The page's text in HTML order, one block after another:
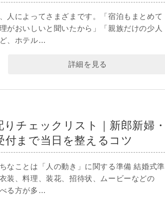
人によってさまざまです。「宿泊もまとめて
がおいしいと聞いたから」「親族だけの少人
、ホテル…
詳細を見る
チェックリスト｜新郎新婦・
付まで当日を整えるコツ
なことは「人の動き」に関する準備 結婚式準
装、料理、装花、招待状、ムービーなどの
る方が多…